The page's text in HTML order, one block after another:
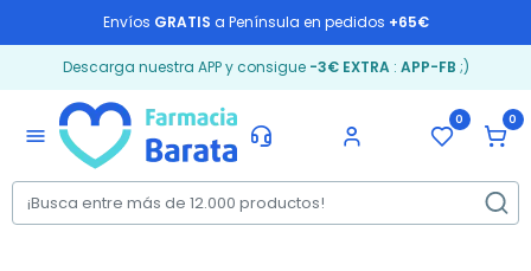
Envíos GRATIS a Península en pedidos +65€
Descarga nuestra APP y consigue -3€ EXTRA: APP-FB ;)
menu
0 0